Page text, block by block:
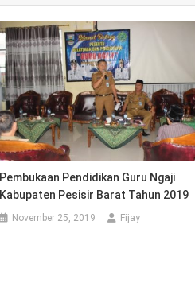
Pembukaan Pendidikan Guru Ngaji
Kabupaten Pesisir Barat Tahun 2019
November 25, 2019 Fijay